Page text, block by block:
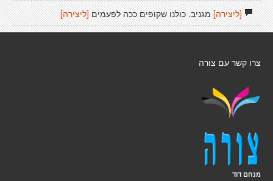
[ליצירה]מגניב. כולנו שקופים ככה לפעמים [ליצירה]
צרו קשר עם צורה
מנחם דוד